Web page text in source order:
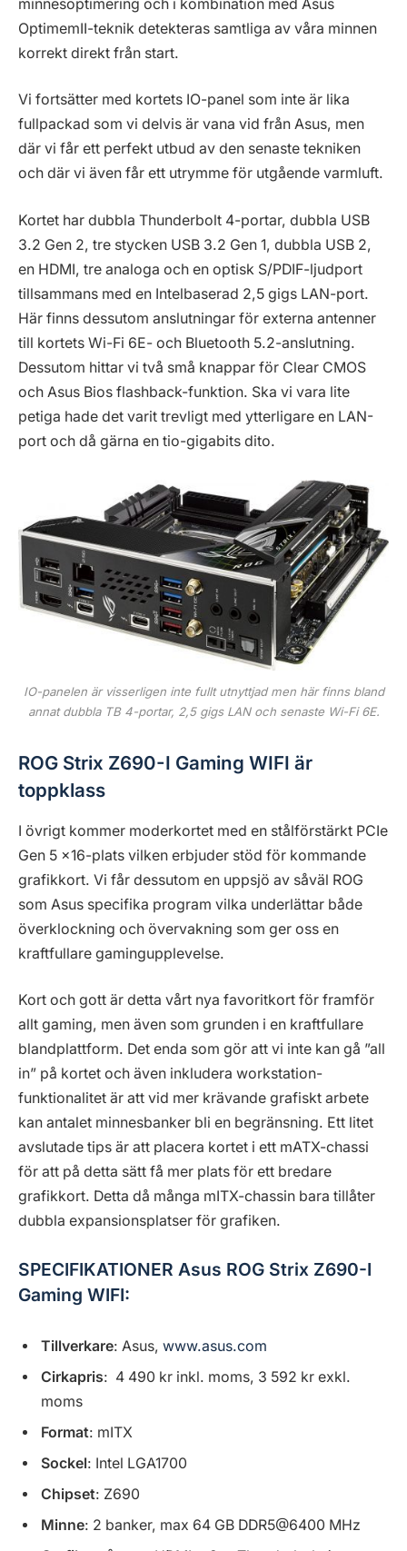
minnesoptimering och i kombination med Asus
OptimemII-teknik detekteras samtliga av våra minnen
korrekt direkt från start.
Vi fortsätter med kortets IO-panel som inte är lika
fullpackad som vi delvis är vana vid från Asus, men
där vi får ett perfekt utbud av den senaste tekniken
och där vi även får ett utrymme för utgående varmluft.
Kortet har dubbla Thunderbolt 4-portar, dubbla USB
3.2 Gen 2, tre stycken USB 3.2 Gen 1, dubbla USB 2,
en HDMI, tre analoga och en optisk S/PDIF-ljudport
tillsammans med en Intelbaserad 2,5 gigs LAN-port.
Här finns dessutom anslutningar för externa antenner
till kortets Wi-Fi 6E- och Bluetooth 5.2-anslutning.
Dessutom hittar vi två små knappar för Clear CMOS
och Asus Bios flashback-funktion. Ska vi vara lite
petiga hade det varit trevligt med ytterligare en LAN-
port och då gärna en tio-gigabits dito.
IO-panelen är visserligen inte fullt utnyttjad men här finns bland
annat dubbla TB 4-portar, 2,5 gigs LAN och senaste Wi-Fi 6E.
ROG Strix Z690-I Gaming WIFI är
toppklass
I övrigt kommer moderkortet med en stålförstärkt PCIe
Gen 5 x16-plats vilken erbjuder stöd för kommande
grafikkort. Vi får dessutom en uppsjö av såväl ROG
som Asus specifika program vilka underlättar både
överklockning och övervakning som ger oss en
kraftfullare gamingupplevelse.
Kort och gott är detta vårt nya favoritkort för framför
allt gaming, men även som grunden i en kraftfullare
blandplattform. Det enda som gör att vi inte kan gå ”all
in” på kortet och även inkludera workstation-
funktionalitet är att vid mer krävande grafiskt arbete
kan antalet minnesbanker bli en begränsning. Ett litet
avslutade tips är att placera kortet i ett mATX-chassi
för att på detta sätt få mer plats för ett bredare
grafikkort. Detta då många mITX-chassin bara tillåter
dubbla expansionsplatser för grafiken.
SPECIFIKATIONER Asus ROG Strix Z690-I
Gaming WIFI:
Tillverkare: Asus, www.asus.com
Cirkapris: 4 490 kr inkl. moms, 3 592 kr exkl.
moms
Format: mITX
Sockel: Intel LGA1700
Chipset: Z690
Minne: 2 banker, max 64 GB DDR5@6400 MHz